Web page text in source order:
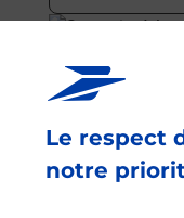
Le respect
notre
En savoir plus
Souscrire à la
Besoin d’un
et/ou à